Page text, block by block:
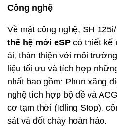
Công nghệ
Về mặt công nghệ, SH
thế hệ mới eSP có thiết kế
ái, thân thiện với môi
liệu tối ưu và tích hợp
nhất bao gồm: Phun xăng
nghệ tích hợp bộ đề và
cơ tạm thời (Idling Stop),
sát và đốt cháy hoàn hảo.